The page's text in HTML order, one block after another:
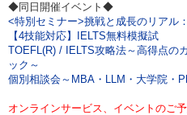
◆同日開催イベント◆
<特別セミナー>挑戦と成長のリアル
【4技能対応】IELTS無料模擬試
TOEFL(R) / IELTS攻略法～高得点の
ック～
個別相談会～MBA・LLM・大学院・
オンラインサービス、イベントのご